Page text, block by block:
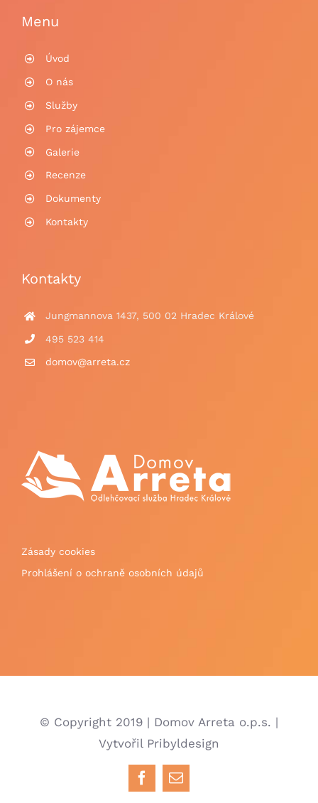
Menu
Úvod
O nás
Služby
Pro zájemce
Galerie
Recenze
Dokumenty
Kontakty
Kontakty
Jungmannova 1437, 500 02 Hradec Králové
495 523 414
domov@arreta.cz
Zásady cookies
Prohlášení o ochraně osobních údajů
© Copyright 2019 | Domov Arreta o.p.s. |
Vytvořil Pribyldesign
Facebook
E-